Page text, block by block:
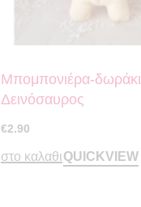
Μπομπονιέρα-δωράκι
Δεινόσαυρος
€2.90
στο καλαθιQUICKVIEW